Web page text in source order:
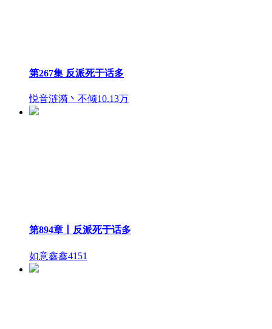
2025-10-25
1
第267集 反派死于话多
悦音涟漪丶不倾10.13万
第894章丨反派死于话多
如意鑫鑫4151